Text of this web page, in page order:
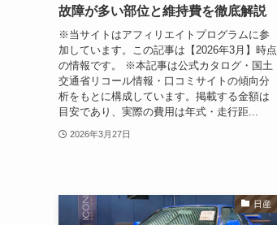
故障が多い部位と維持費を徹底解説
※当サイトはアフィリエイトプログラムに参
加しています。この記事は【2026年3月】時点
の情報です。 ※本記事は公式カタログ・国土
交通省リコール情報・口コミサイトの傾向分
析をもとに構成しています。掲載する金額は
目安であり、実際の費用は年式・走行距...
2026年3月27日
日産